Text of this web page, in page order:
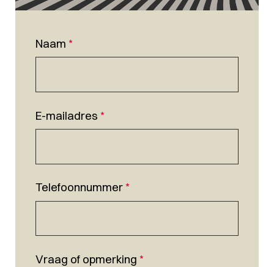
Naam *
E-mailadres *
Telefoonnummer*
Vraag of opmerking *